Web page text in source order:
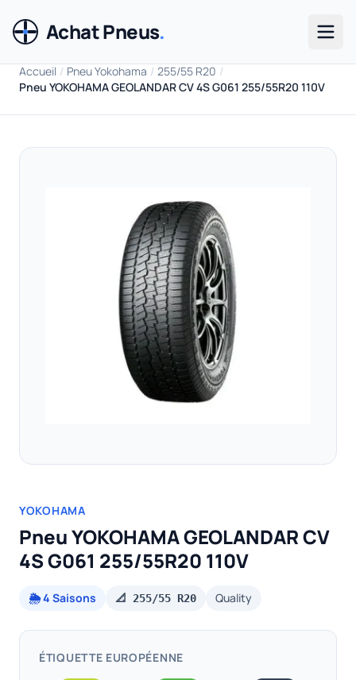
Achat Pneus.
Accueil / Pneu Yokohama / 255/55 R20 /
Pneu YOKOHAMA GEOLANDAR CV 4S G061 255/55R20 110V
YOKOHAMA
Pneu YOKOHAMA GEOLANDAR CV
4S G061 255/55R20 110V
🌦️ 4 Saisons 📐 255/55 R20 Quality
ÉTIQUETTE EUROPÉENNE